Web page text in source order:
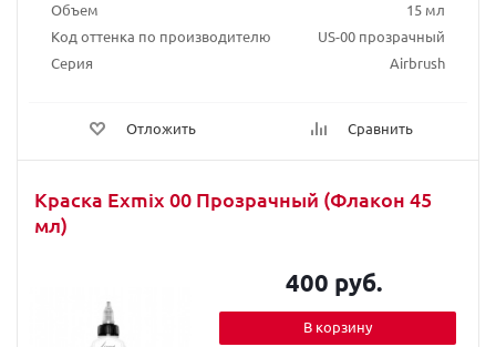
Объем
15 мл
Код оттенка по производителю
US-00 прозрачный
Серия
Airbrush
Отложить Сравнить
Краска Exmix 00 Прозрачный (Флакон 45
мл)
400 руб.
В корзину